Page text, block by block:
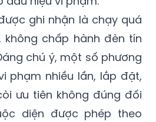
ghi nhận là chạy quá
chấp hành đèn tín
chú ý, một số phương
phạm nhiều lần, lắp đặt,
ưu tiên không đúng đối
diện được phép theo